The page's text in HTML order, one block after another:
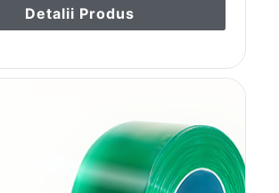
Detalii Produs